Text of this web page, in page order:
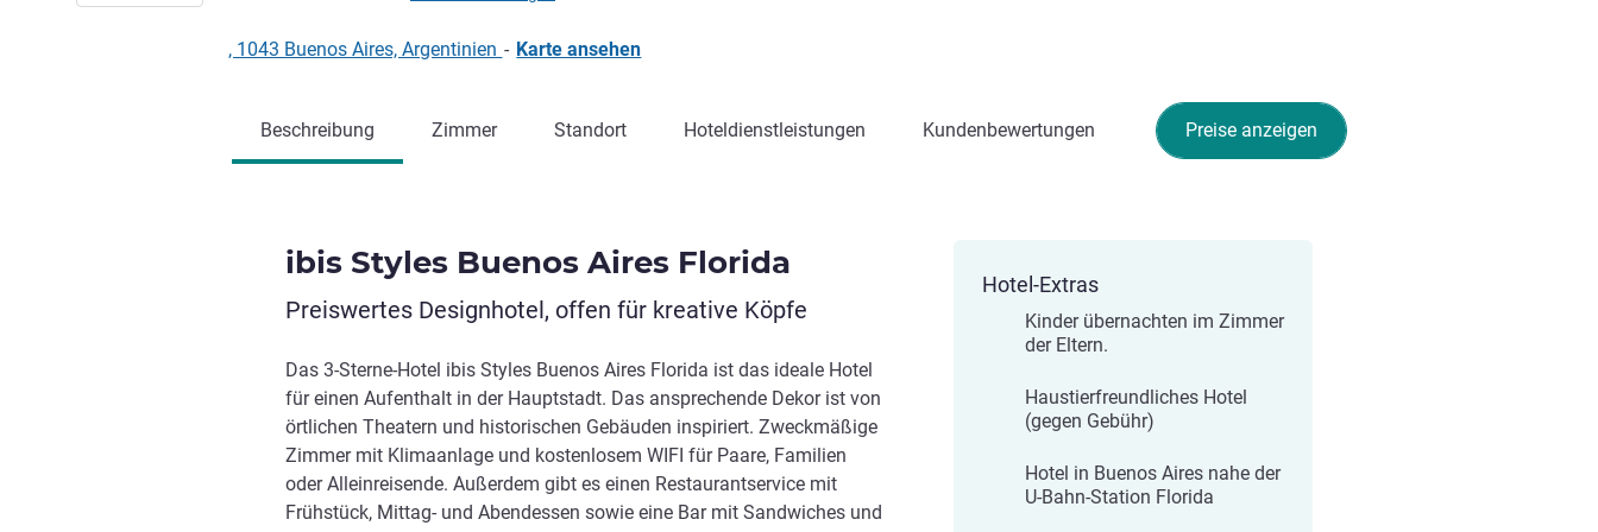
, 1043 Buenos Aires, Argentinien - Karte ansehen
Preise anzeigen
Beschreibung Zimmer Standort Hoteldienstleistungen Kundenbewertungen
ibis Styles Buenos Aires Florida
Preiswertes Designhotel, offen für kreative Köpfe
Das 3-Sterne-Hotel ibis Styles Buenos Aires Florida ist das ideale Hotel
für einen Aufenthalt in der Hauptstadt. Das ansprechende Dekor ist von
örtlichen Theatern und historischen Gebäuden inspiriert. Zweckmäßige
Zimmer mit Klimaanlage und kostenlosem WIFI für Paare, Familien
oder Alleinreisende. Außerdem gibt es einen Restaurantservice mit
Frühstück, Mittag- und Abendessen sowie eine Bar mit Sandwiches und
Hotel-Extras
Kinder übernachten im Zimmer
der Eltern.
Haustierfreundliches Hotel
(gegen Gebühr)
Hotel in Buenos Aires nahe der
U-Bahn-Station Florida